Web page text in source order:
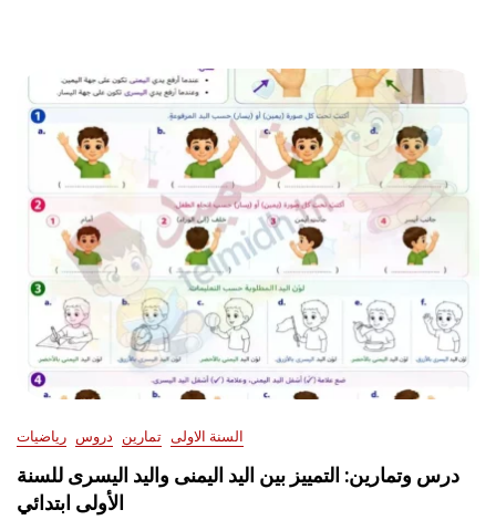
السنة الاولى تمارين دروس رياضيات
درس وتمارين: التمييز بين اليد اليمنى واليد اليسرى للسنة
الأولى ابتدائي